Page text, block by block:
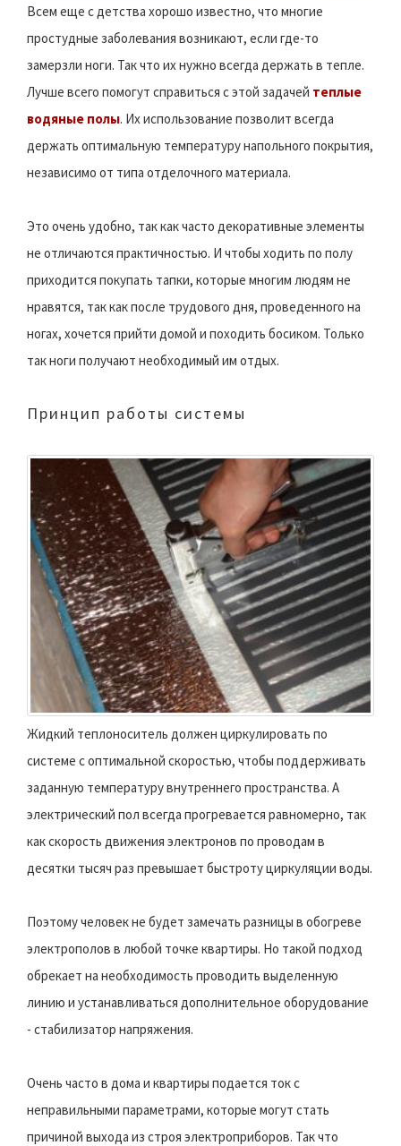
Всем еще с детства хорошо известно, что многие
простудные заболевания возникают, если где-то
замерзли ноги. Так что их нужно всегда держать в тепле.
Лучше всего помогут справиться с этой задачей теплые
водяные полы. Их использование позволит всегда
держать оптимальную температуру напольного покрытия,
независимо от типа отделочного материала.
Это очень удобно, так как часто декоративные элементы
не отличаются практичностью. И чтобы ходить по полу
приходится покупать тапки, которые многим людям не
нравятся, так как после трудового дня, проведенного на
ногах, хочется прийти домой и походить босиком. Только
так ноги получают необходимый им отдых.
Принцип работы системы
Жидкий теплоноситель должен циркулировать по
системе с оптимальной скоростью, чтобы поддерживать
заданную температуру внутреннего пространства. А
электрический пол всегда прогревается равномерно, так
как скорость движения электронов по проводам в
десятки тысяч раз превышает быстроту циркуляции воды.
Поэтому человек не будет замечать разницы в обогреве
электрополов в любой точке квартиры. Но такой подход
обрекает на необходимость проводить выделенную
линию и устанавливаться дополнительное оборудование
- стабилизатор напряжения.
Очень часто в дома и квартиры подается ток с
неправильными параметрами, которые могут стать
причиной выхода из строя электроприборов. Так что